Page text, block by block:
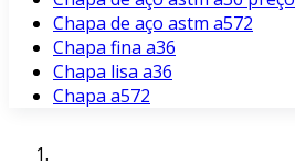
Chapa de aço astm a572
Chapa fina a36
Chapa lisa a36
Chapa a572